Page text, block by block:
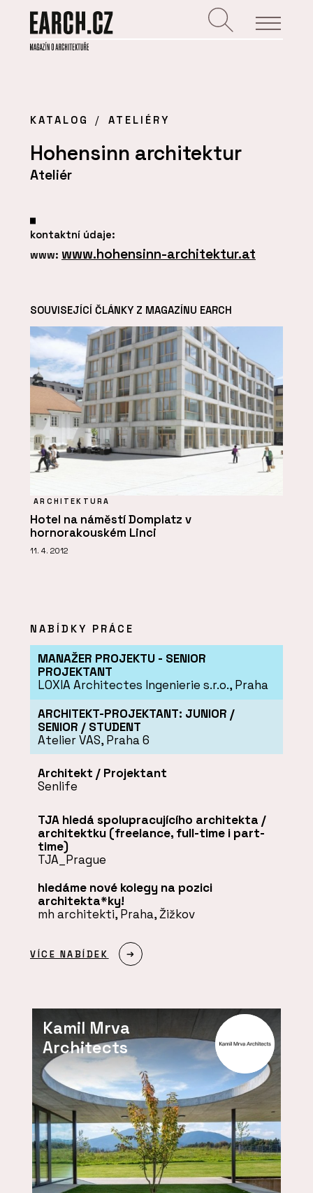
KATALOG ATELIÉRY
Hohensinn architektur
Ateliér
kontaktní údaje:
www: www.hohensinn-architektur.at
SOUVISEJÍCÍ ČLÁNKY Z MAGAZÍNU EARCH
ARCHITEKTURA
Hotel na náměstí Domplatz v
hornorakouském Linci
11. 4. 2012
NABÍDKY PRÁCE
MANAŽER PROJEKTU - SENIOR
PROJEKTANT
LOXIA Architectes Ingenierie s.r.o., Praha
ARCHITEKT-PROJEKTANT: JUNIOR /
SENIOR / STUDENT
Atelier VAS, Praha 6
Architekt / Projektant
Senlife
TJA hledá spolupracujícího architekta /
architektku (freelance, full-time i part-
time)
TJA_Prague
hledáme nové kolegy na pozici
architekta*ky!
mh architekti, Praha, Žižkov
VÍCE NABÍDEK
Kamil Mrva
Architects